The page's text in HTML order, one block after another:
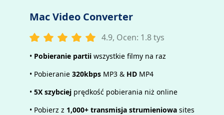
Mac Video Converter
4.9, Ocen: 1.8 tys
• Pobieranie partii wszystkie filmy na raz
• Pobieranie 320kbps MP3 & HD MP4
• 5X szybciej prędkość pobierania niż online
• Pobierz z 1,000+ transmisja strumieniowa sites